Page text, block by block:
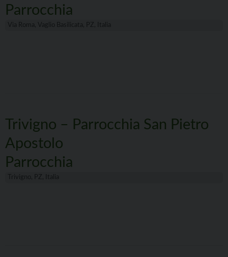
Parrocchia
Via Roma, Vaglio Basilicata, PZ, Italia
Trivigno – Parrocchia San Pietro
Apostolo
Parrocchia
Trivigno, PZ, Italia